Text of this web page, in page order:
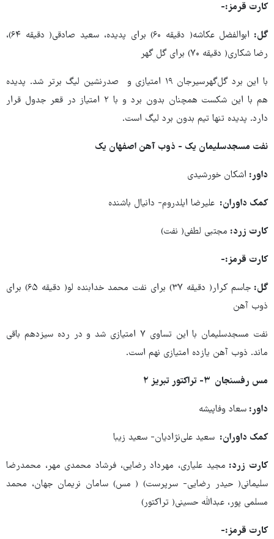
کارت قرمز:-
گل:
ابوالفضل عکاشه( دقیقه ۶۰) برای پدیده، سعید صادقی( دقیقه ۶۴)،
رضا شکاری( دقیقه ۷۰) برای گل گهر
با این برد گل‌گهرسیرجان ۱۹ امتیازی و صدرنشین لیگ برتر شد. پدیده
هم با این شکست همچنان بدون برد و با ۲ امتیاز در قعر جدول قرار
دارد. پدیده تنها تیم بدون برد لیگ است.
نفت مسجدسلیمان یک - ذوب آهن اصفهان یک
داور: اشکان خورشیدی
کمک داوران: علیرضا ایلدروم- دانیال باشنده
کارت زرد: مجتبی لطفی( نفت)
کارت قرمز:-
گل:
جاسم کرار( دقیقه ۳۷) برای نفت محمد خدابنده لو( دقیقه ۶۵) برای
ذوب آهن
نفت مسجدسلیمان با این تساوی ۷ امتیازی شد و در رده سیزدهم باقی
ماند. ذوب آهن یازده امتیازی نهم است.
مس رفسنجان ۳- تراکتور تبریز ۲
داور: سعاد وفاپیشه
کمک داوران: سعید علی‌نژادیان- سعید زیبا
کارت زرد: مجید علیاری، مهرداد رضایی، فرشاد محمدی مهر، محمدرضا
سلیمانی( حیدر رضایی- سرپرست) ( مس) سامان نریمان جهان، محمد
مسلمی پور، عبدالله حسینی( تراکتور)
کارت قرمز:-